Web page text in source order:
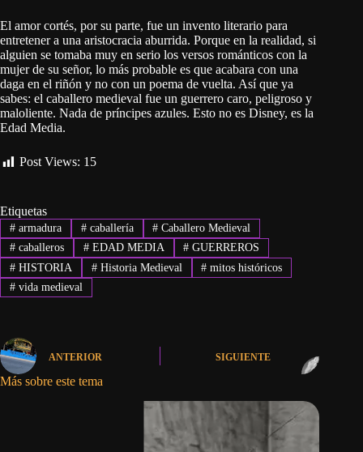
El amor cortés, por su parte, fue un invento literario para
entretener a una aristocracia aburrida. Porque en la realidad, si
alguien se tomaba muy en serio los versos románticos con la
mujer de su señor, lo más probable es que acabara con una
daga en el riñón y no con un poema de vuelta. Así que ya
sabes: el caballero medieval fue un guerrero caro, peligroso y
maloliente. Nada de príncipes azules. Esto no es Disney, es la
Edad Media.
Post Views: 15
Etiquetas
#armadura #caballería # Caballero Medieval
#caballeros #EDAD MEDIA # GUERREROS
#HISTORIA #Historia Medieval # mitos históricos
#vida medieval
ANTERIOR SIGUIENTE
Más sobre este tema